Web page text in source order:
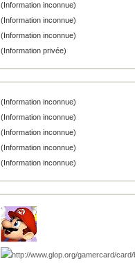
(Information inconnue)
(Information inconnue)
(Information inconnue)
(Information privée)
(Information inconnue)
(Information inconnue)
(Information inconnue)
(Information inconnue)
(Information inconnue)